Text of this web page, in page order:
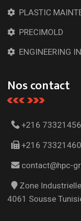
PLASTIC
PRECIMOLD
ENGINEERING
Nos contact
+216
+216 73321460
contact@hpc-
Zone
4061 Sousse